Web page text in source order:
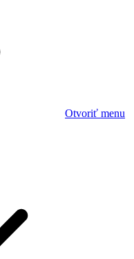
Otvoriť menu